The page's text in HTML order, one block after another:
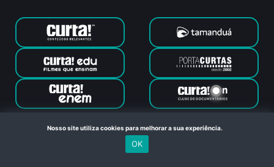
Canal Curta © 2024. Todos os direitos reservados. Feito com
no Rio de Janeiro
Nosso site utiliza cookies para melhorar a sua experiência.
OK